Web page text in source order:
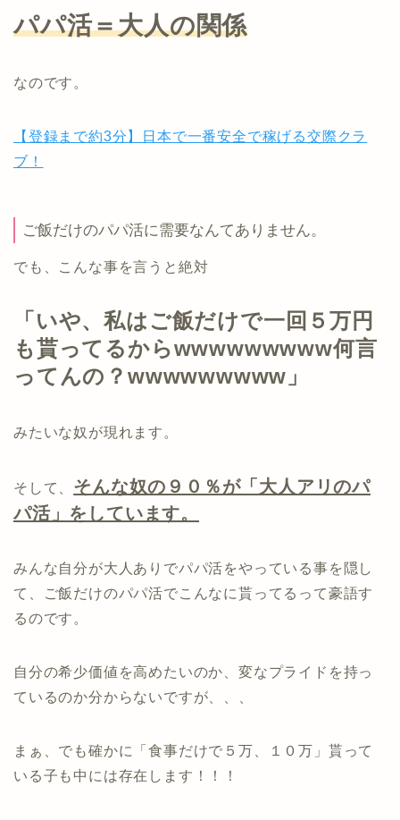
パパ活＝大人の関係
なのです。
【登録まで約3分】日本で一番安全で稼げる交際クラ
ブ！
ご飯だけのパパ活に需要なんてありません。
でも、こんな事を言うと絶対
「いや、私はご飯だけで一回５万円
も貰ってるからwwwwwwwww何言
ってんの？wwwwwwwww」
みたいな奴が現れます。
そして、 そんな奴の９０％が「大人アリのパ
パ活」をしています。
みんな自分が大人ありでパパ活をやっている事を隠し
て、ご飯だけのパパ活でこんなに貰ってるって豪語す
るのです。
自分の希少価値を高めたいのか、変なプライドを持っ
ているのか分からないですが、、、
まぁ、でも確かに「食事だけで５万、１０万」貰って
いる子も中には存在します！！！